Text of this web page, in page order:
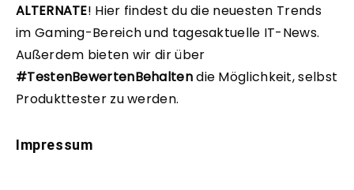
ALTERNATE! Hier findest du die neuesten Trends
im Gaming-Bereich und tagesaktuelle IT-News.
Außerdem bieten wir dir über
#TestenBewertenBehaltendie Möglichkeit, selbst
Produkttester zu werden.
Impressum